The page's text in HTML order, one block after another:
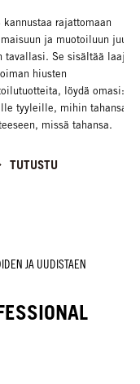
kannustaa rajattomaan
ja muotoiluun juuri
tavallasi. Se sisältää laajan
hiusten
löydä omasi:
tyyleille, mihin tahansa
missä tahansa.
TUTUSTU
JA UUDISTAEN